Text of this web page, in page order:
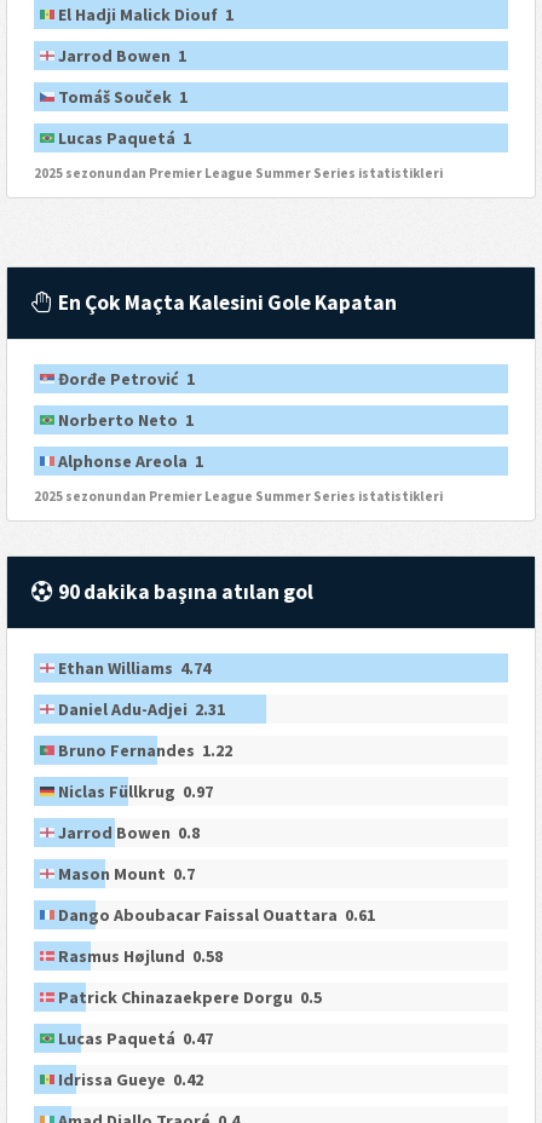
El Hadji Malick Diouf 1
Jarrod Bowen 1
Tomáš Souček 1
Lucas Paquetá 1
2025 sezonundan Premier League Summer Series istatistikleri
En Çok Maçta Kalesini Gole Kapatan
Đorđe Petrović 1
Norberto Neto 1
Alphonse Areola 1
2025 sezonundan Premier League Summer Series istatistikleri
90 dakika başına atılan gol
Ethan Williams 4.74
Daniel Adu-Adjei 2.31
Bruno Fernandes 1.22
Niclas Füllkrug 0.97
Jarrod Bowen 0.8
Mason Mount 0.7
Dango Aboubacar Faissal Ouattara 0.61
Rasmus Højlund 0.58
Patrick Chinazaekpere Dorgu 0.5
Lucas Paquetá 0.47
Idrissa Gueye 0.42